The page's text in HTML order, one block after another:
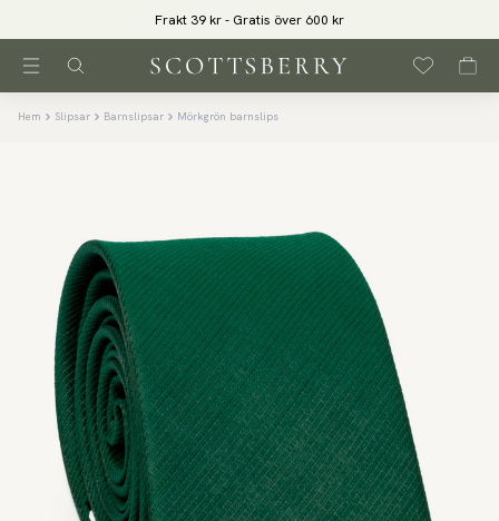
Frakt 39 kr - Gratis över 600 kr
Hem Slipsar Barnslipsar Mörkgrön barnslips